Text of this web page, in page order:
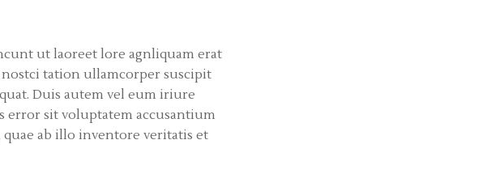
ut laoreet lore agnliquam erat
tation ullamcorper suscipit
Duis autem vel eum iriure
error sit voluptatem accusantium
ab illo inventore veritatis et